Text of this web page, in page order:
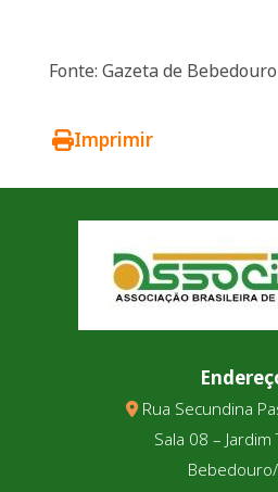
Fonte: Gazeta de Bebedouro
Imprimir
Rua Secundina
Sala 08 – Jardim